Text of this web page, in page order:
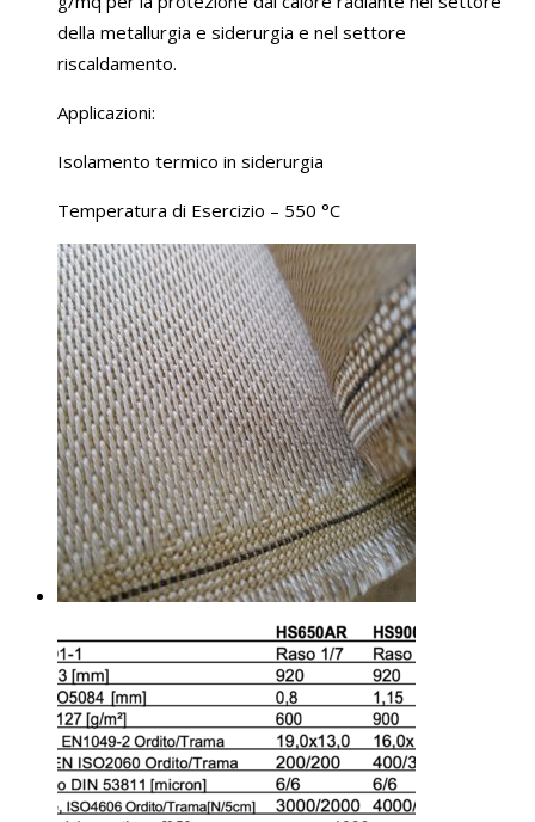
della metallurgia e siderurgia e nel settore
riscaldamento.
Applicazioni:
Isolamento termico in siderurgia
Temperatura di Esercizio – 550 °C